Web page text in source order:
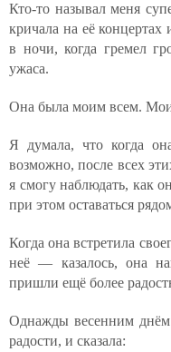
Кто-то называл меня
кричала на её
в ночи, когда гремел
ужаса.
Она была моим всем.
Я думала, что когда
возможно, после всех
я смогу наблюдать, как
при этом оставаться
Когда она встретила
неё — казалось, она
пришли ещё более
Однажды весенним днём
радости, и сказала: